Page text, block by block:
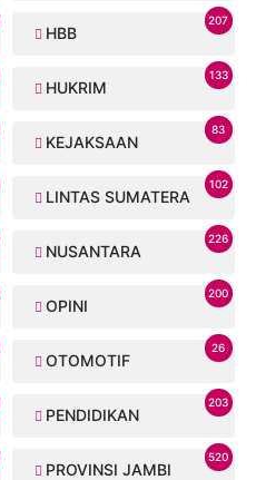
HBB
207
HUKRIM
133
KEJAKSAAN
83
LINTAS SUMATERA
102
NUSANTARA
226
OPINI
200
OTOMOTIF
26
PENDIDIKAN
203
PROVINSI JAMBI
520